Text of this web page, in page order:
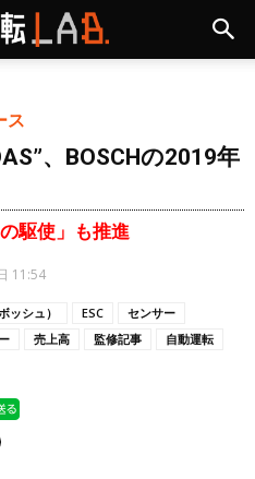
ス
、BOSCHの2019年
駆使」も推進
11:54
ッシュ） ESC
センサー
売上高 監修記事
自動運転